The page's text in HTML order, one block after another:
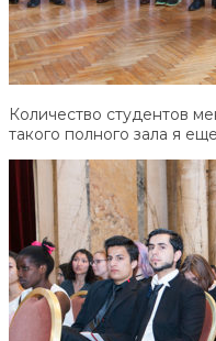
Количество студентов
такого полного зала я